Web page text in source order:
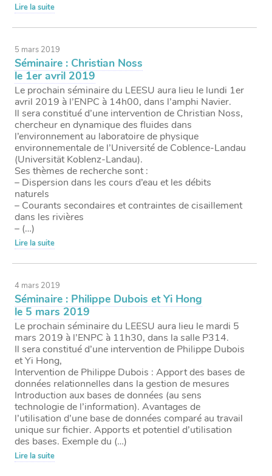
Lire la suite
5 mars 2019
Séminaire : Christian Noss
le 1er avril 2019
Le prochain séminaire du LEESU aura lieu le lundi 1er
avril 2019 à l’ENPC à 14h00, dans l’amphi Navier.
Il sera constitué d’une intervention de Christian Noss,
chercheur en dynamique des fluides dans
l’environnement au laboratoire de physique
environnementale de l’Université de Coblence-Landau
(Universität Koblenz-Landau).
Ses thèmes de recherche sont :
– Dispersion dans les cours d’eau et les débits
naturels
– Courants secondaires et contraintes de cisaillement
dans les rivières
– (…)
Lire la suite
4 mars 2019
Séminaire : Philippe Dubois et Yi Hong
le 5 mars 2019
Le prochain séminaire du LEESU aura lieu le mardi 5
mars 2019 à l’ENPC à 11h30, dans la salle P314.
Il sera constitué d’une intervention de Philippe Dubois
et Yi Hong,
Intervention de Philippe Dubois : Apport des bases de
données relationnelles dans la gestion de mesures
Introduction aux bases de données (au sens
technologie de l’information). Avantages de
l’utilisation d’une base de données comparé au travail
unique sur fichier. Apports et potentiel d’utilisation
des bases. Exemple du (…)
Lire la suite